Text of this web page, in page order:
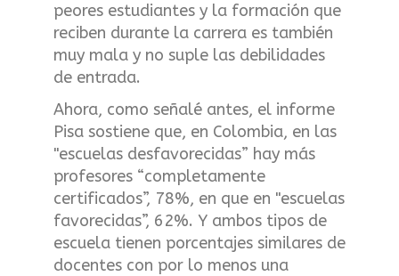
peores estudiantes y la formación que
reciben durante la carrera es también
muy mala y no suple las debilidades
de entrada.
Ahora, como señalé antes, el informe
Pisa sostiene que, en Colombia, en las
"escuelas desfavorecidas” hay más
profesores “completamente
certificados”, 78%, en que en "escuelas
favorecidas”, 62%. Y ambos tipos de
escuela tienen porcentajes similares de
docentes con por lo menos una